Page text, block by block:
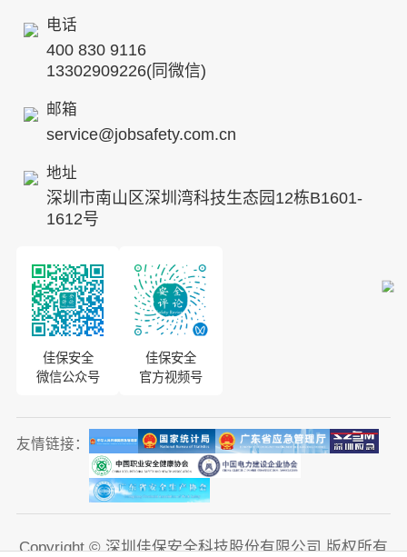
电话
400 830 9116
13302909226(同微信)
邮箱
service@jobsafety.com.cn
地址
深圳市南山区深圳湾科技生态园12栋B1601-
1612号
佳保安全
微信公众号
佳保安全
官方视频号
其他案例
企业文化
专家团队
发展历程
招贤纳士
ESG
8S安全服务联盟
投资者关系
友情链接：
Copyright © 深圳佳保安全科技股份有限公司 版权所有